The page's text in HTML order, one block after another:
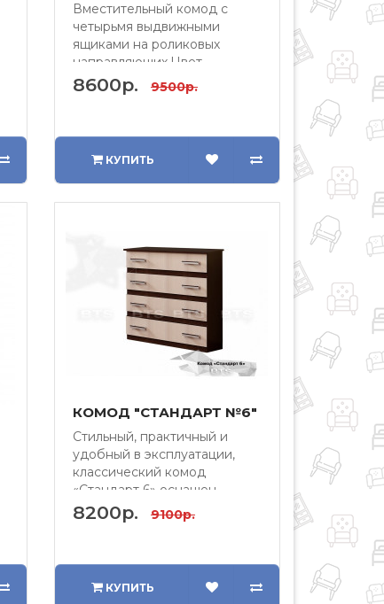
Вместительный комод с
четырьмя выдвижными
ящиками на роликовых
направляющих.Цвет
фасада:Лоредо ..
8600р. 9500р.
КУПИТЬ
КОМОД "СТАНДАРТ №6"
Стильный, практичный и
удобный в эксплуатации,
классический комод
«Стандарт 6» оснащен
четырьмя вмес..
8200р. 9100р.
КУПИТЬ